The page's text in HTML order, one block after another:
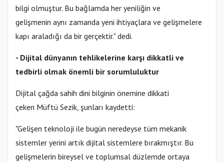
bilgi olmuştur. Bu bağlamda her yeniliğin ve
gelişmenin aynı zamanda yeni ihtiyaçlara ve gelişmelere
kapı araladığı da bir gerçektir." dedi.
- Dijital dünyanın tehlikelerine karşı dikkatli ve
tedbirli olmak önemli bir sorumluluktur
Dijital çağda sahih dini bilginin önemine dikkati
çeken Müftü Sezik, şunları kaydetti:
"Gelişen teknoloji ile bugün neredeyse tüm mekanik
sistemler yerini artık dijital sistemlere bırakmıştır. Bu
gelişmelerin bireysel ve toplumsal düzlemde ortaya